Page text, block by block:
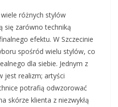
różnych stylów
się zarówno techniką
efektu. W Szczecinie
spośród wielu stylów, co
dla siebie. Jednym z
jest realizm; artyści
potrafią odwzorować
skórze klienta z niezwykłą